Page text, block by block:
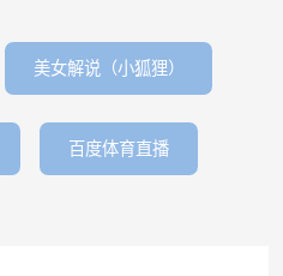
美女解说（小狐狸）
百度体育直播